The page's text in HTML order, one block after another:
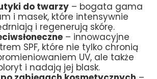
do twarzy – bogata gama
i masek, które intensywnie
i regenerują skórę.
– innowacyjne
SPF, które nie tylko chronią
UV, ale także
i nadają jej blask.